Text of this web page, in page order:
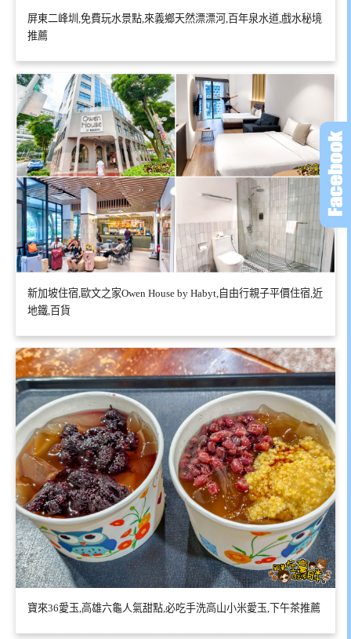
屏東二峰圳,免費玩水景點,來義鄉天然漂漂河,百年泉水道,戲水秘境
推薦
新加坡住宿,歐文之家Owen House by Habyt,自由行親子平價住宿,近
地鐵,百貨
寶來36愛玉,高雄六龜人氣甜點,必吃手洗高山小米愛玉,下午茶推薦